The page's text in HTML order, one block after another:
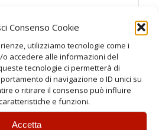
Consenso Cookie
utilizziamo tecnologie come i
accedere alle informazioni del
tecnologie ci permetterà di
di navigazione o ID unici su
o ritirare il consenso può influire
e funzioni.
Accetta